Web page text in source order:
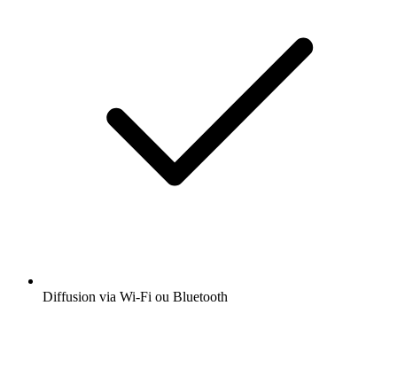
Diffusion via Wi-Fi ou Bluetooth